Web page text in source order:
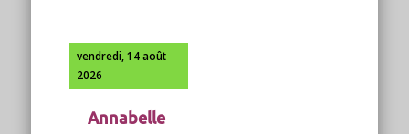
vendredi, 14 août
2026
Annabelle